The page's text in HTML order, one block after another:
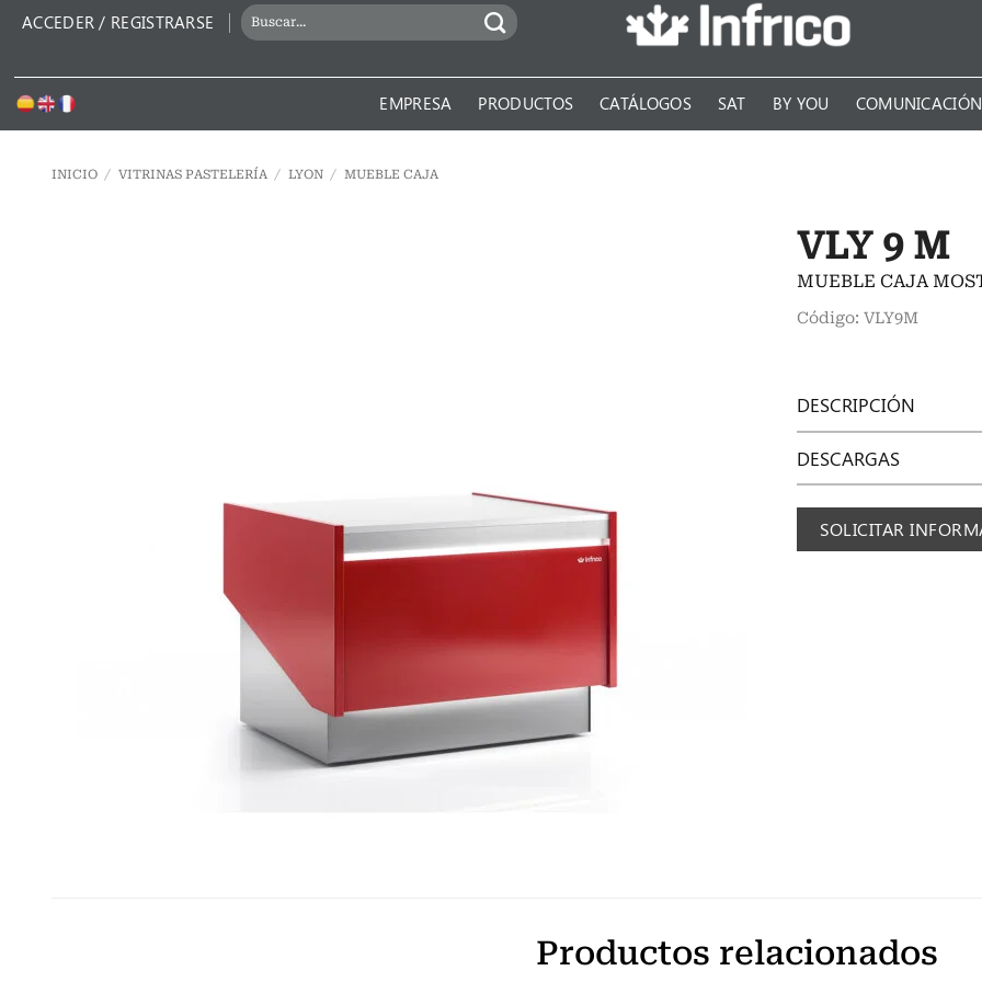
ACCEDER / REGISTRARSE
BUSCAR
POR:
EMPRESA PRODUCTOS CATÁLOGOS SAT BY YOU COMUNICACIÓN
INICIO / VITRINAS PASTELERÍA / LYON / MUEBLE CAJA
VLY 9 M
MUEBLE CAJA
Código: VLY9M
DESCRIPCIÓN
DESCARGAS
SOLICITAR
Productos relacionados